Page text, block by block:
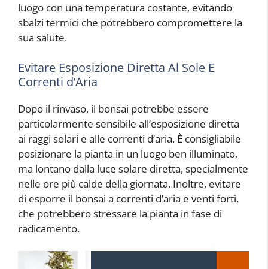
luogo con una temperatura costante, evitando
sbalzi termici che potrebbero compromettere la
sua salute.
Evitare Esposizione Diretta Al Sole E
Correnti d’Aria
Dopo il rinvaso, il bonsai potrebbe essere
particolarmente sensibile all’esposizione diretta
ai raggi solari e alle correnti d’aria. È consigliabile
posizionare la pianta in un luogo ben illuminato,
ma lontano dalla luce solare diretta, specialmente
nelle ore più calde della giornata. Inoltre, evitare
di esporre il bonsai a correnti d’aria e venti forti,
che potrebbero stressare la pianta in fase di
radicamento.